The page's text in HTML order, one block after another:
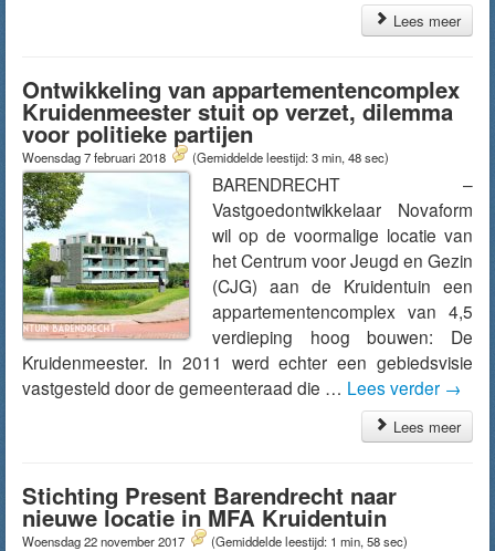
Lees meer
Ontwikkeling van appartementencomplex
Kruidenmeester stuit op verzet, dilemma
voor politieke partijen
Woensdag 7 februari 2018 (Gemiddelde leestijd: 3 min, 48 sec)
BARENDRECHT –
Vastgoedontwikkelaar Novaform
wil op de voormalige locatie van
het Centrum voor Jeugd en Gezin
(CJG) aan de Kruidentuin een
appartementencomplex van 4,5
verdieping hoog bouwen: De
Kruidenmeester. In 2011 werd echter een gebiedsvisie
vastgesteld door de gemeenteraad die … Lees verder →
Lees meer
Stichting Present Barendrecht naar
nieuwe locatie in MFA Kruidentuin
Woensdag 22 november 2017 (Gemiddelde leestijd: 1 min, 58 sec)